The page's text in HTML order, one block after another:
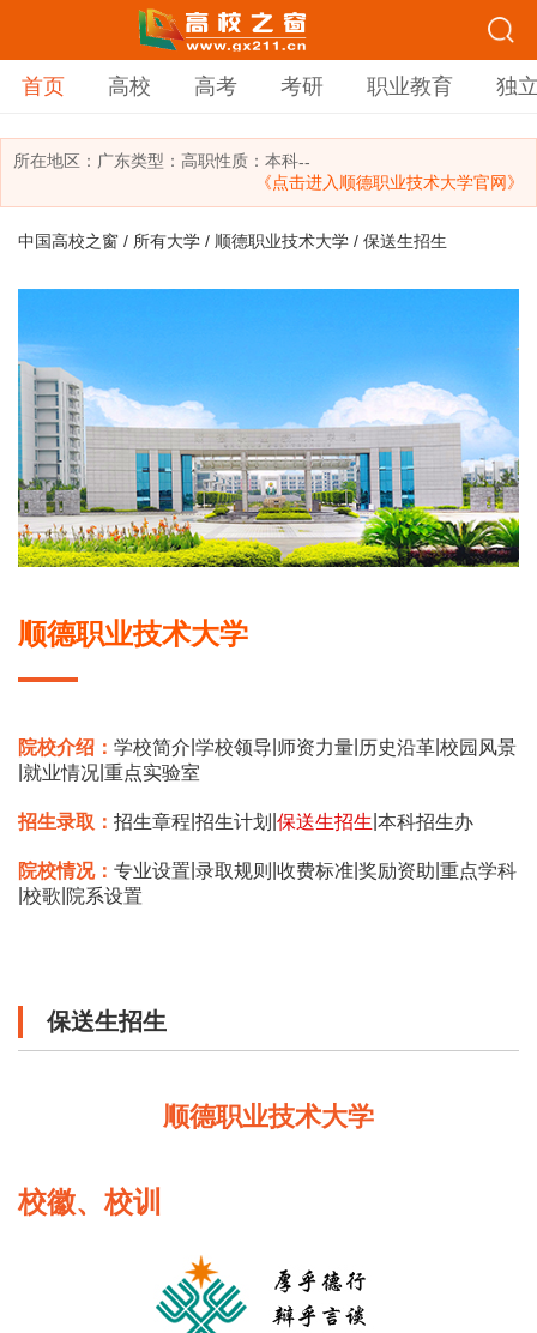
首页 高校 高考 考研 职业教育 独
所在地区： 广东类型： 高职性质：本科--
《点击进入顺德职业技术大学官网》
中国高校之窗 / 所有大学 / 顺德职业技术大学 / 保送生招生
顺德职业技术大学
院校介绍： 学校简介 学校领导 师资力量 历史沿革 校园风景
就业情况 重点实验室
招生录取： 招生章程 招生计划 保送生招生 本科招生办
院校情况： 专业设置 录取规则 收费标准 奖励资助 重点学科
校歌 院系设置
保送生招生
顺德职业技术大学
校徽、校训